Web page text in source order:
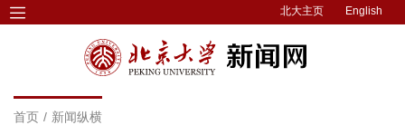
北大主页 English
首页 / 新闻纵横